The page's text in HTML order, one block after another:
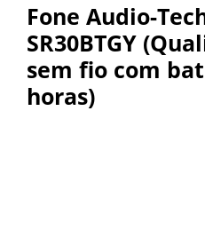
Fone Audio-
SR30BTGY
sem fio com
horas)